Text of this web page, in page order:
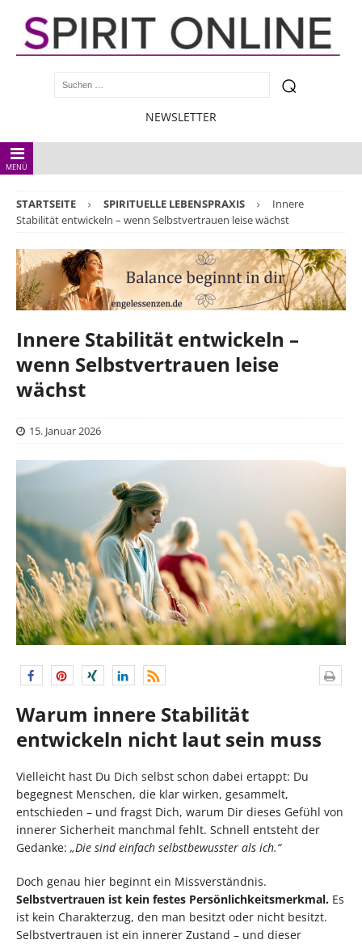
NEWSLETTER
MENÜ
STARTSEITE SPIRITUELLE LEBENSPRAXIS
Innere
Stabilität entwickeln – wenn Selbstvertrauen leise wächst
Innere Stabilität entwickeln –
wenn Selbstvertrauen leise
wächst
15. Januar 2026
Warum innere Stabilität
entwickeln nicht laut sein muss
Vielleicht hast Du Dich selbst schon dabei ertappt: Du
begegnest Menschen, die klar wirken, gesammelt,
entschieden – und fragst Dich, warum Dir dieses Gefühl von
innerer Sicherheit manchmal fehlt. Schnell entsteht der
Gedanke: „Die sind einfach selbstbewusster als ich.“
Doch genau hier beginnt ein Missverständnis.
Selbstvertrauen ist kein festes Persönlichkeitsmerkmal. Es
ist kein Charakterzug, den man besitzt oder nicht besitzt.
Selbstvertrauen ist ein innerer Zustand – und dieser